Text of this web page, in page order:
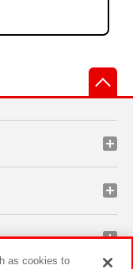
as cookies to